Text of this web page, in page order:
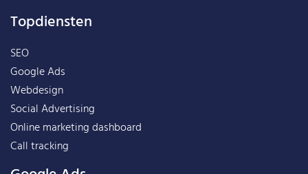
Topdiensten
SEO
Google Ads
Webdesign
Social Advertising
Online marketing dashboard
Call tracking